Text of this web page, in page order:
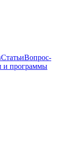
СтатьиВопрос-
и программы